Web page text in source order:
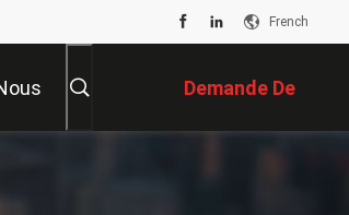
French
Demande De
Soumission